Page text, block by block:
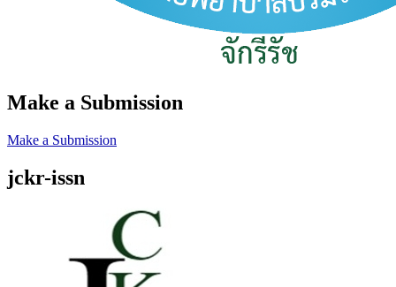
Make a Submission
Make a Submission
jckr-issn